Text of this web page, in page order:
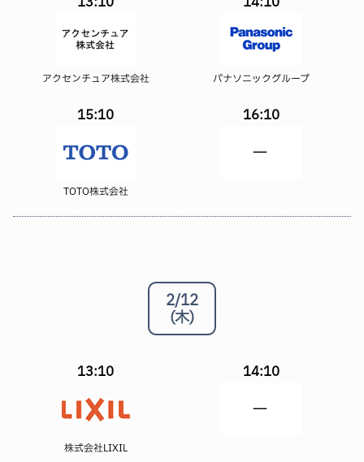
アクセンチュア株式会社 パナソニックグループ
15:10
TOTO株式会社
16:10
2/12
(木)
13:10
株式会社LIXIL
14:10